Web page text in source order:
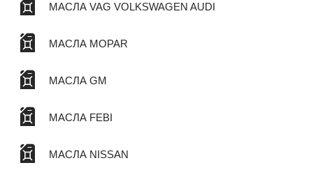
МАСЛА VAG VOLKSWAGEN AUDI
МАСЛА MOPAR
МАСЛА GM
МАСЛА FEBI
МАСЛА NISSAN